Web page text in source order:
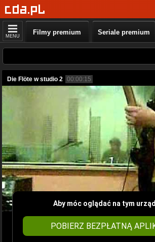
MENU Filmy premium Seriale premium
Die Flöte w studio 2 00:00:15
Aby móc oglądać na tym
POBIERZ BEZPŁATNĄ